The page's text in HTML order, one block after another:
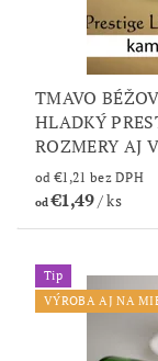
TMAVO
HLADKÝ
ROZMERY AJ
od €1,21 bez DPH
od€1,49/ ks
Tip
VÝROBA AJ NA